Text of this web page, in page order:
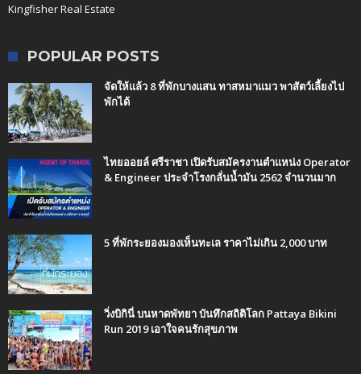
Kingfisher Real Estate
POPULAR POSTS
จัดให้แล้ว 8 ที่พักบางแสน ทาสหมาแมว พาสัตว์เลี้ยงไป
พักได้
ไทยออยล์ ศรีราชา เปิดรับสมัครงานตำแหน่ง Operator
& Engineer ประจำโรงกลั่นน้ำมัน 2562 จำนวนมาก
5 ที่พักระยองมองเห็นทะเล ราคาไม่เกิน 2,000 บาท
วิ่งบิกินี่ บนหาดพัทยา บันทึกสถิติโลก Pattaya Bikini
Run 2019 เอาใจคนรักสุขภาพ